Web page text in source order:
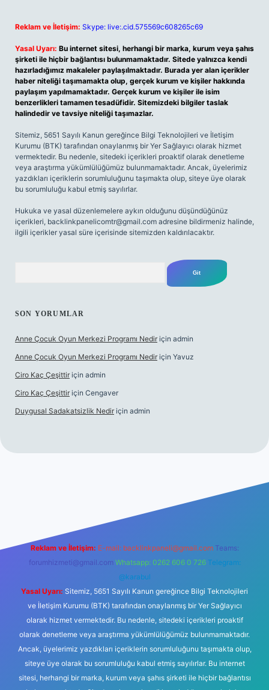
Reklam ve İletişim: Skype: live:.cid.575569c608265c69
Yasal Uyarı: Bu internet sitesi, herhangi bir marka, kurum veya şahıs
şirketi ile hiçbir bağlantısı bulunmamaktadır. Sitede yalnızca kendi
hazırladığımız makaleler paylaşılmaktadır. Burada yer alan içerikler
haber niteliği taşımamakta olup, gerçek kurum ve kişiler hakkında
paylaşım yapılmamaktadır. Gerçek kurum ve kişiler ile isim
benzerlikleri tamamen tesadüfidir. Sitemizdeki bilgiler taslak
halindedir ve tavsiye niteliği taşımazlar.
Sitemiz, 5651 Sayılı Kanun gereğince Bilgi Teknolojileri ve İletişim
Kurumu (BTK) tarafından onaylanmış bir Yer Sağlayıcı olarak hizmet
vermektedir. Bu nedenle, sitedeki içerikleri proaktif olarak denetleme
veya araştırma yükümlülüğümüz bulunmamaktadır. Ancak, üyelerimiz
yazdıkları içeriklerin sorumluluğunu taşımakta olup, siteye üye olarak
bu sorumluluğu kabul etmiş sayılırlar.
Hukuka ve yasal düzenlemelere aykırı olduğunu düşündüğünüz
içerikleri, backlinkpanelicomtr@gmail.com adresine bildirmeniz halinde,
ilgili içerikler yasal süre içerisinde sitemizden kaldırılacaktır.
SON YORUMLAR
Anne Çocuk Oyun Merkezi Programı Nedir için admin
Anne Çocuk Oyun Merkezi Programı Nedir için Yavuz
Ciro Kaç Çeşittir için admin
Ciro Kaç Çeşittir için Cengaver
Duygusal Sadakatsizlik Nedir için admin
elexbetgiris.org
Reklam ve İletişim: E-mail: backlinkpaneli@gmail.com Teams:
forumhizmeti@gmail.com Whatsapp: 0262 606 0 726 Telegram:
@karabul
Yasal Uyarı: Sitemiz, 5651 Sayılı Kanun gereğince Bilgi Teknolojileri
ve İletişim Kurumu (BTK) tarafından onaylanmış bir Yer Sağlayıcı
olarak hizmet vermektedir. Bu nedenle, sitedeki içerikleri proaktif
olarak denetleme veya araştırma yükümlülüğümüz bulunmamaktadır.
Ancak, üyelerimiz yazdıkları içeriklerin sorumluluğunu taşımakta olup,
siteye üye olarak bu sorumluluğu kabul etmiş sayılırlar. Bu internet
sitesi, herhangi bir marka, kurum veya şahıs şirketi ile hiçbir bağlantısı